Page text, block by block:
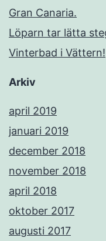
Gran Canaria.
Löparn tar lätta
Vinterbad i Vättern!
Arkiv
april 2019
januari 2019
december 2018
november 2018
april 2018
oktober 2017
augusti 2017